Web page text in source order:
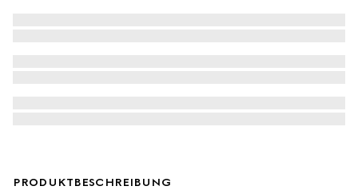
PRODUKTBESCHREIBUNG